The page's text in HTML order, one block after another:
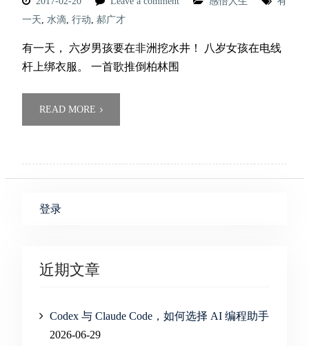
一天, 水滴, 行动, 郝广才
有一天， 六岁男孩要在非洲挖水井！ 八岁女孩在电线
杆上绑衣服。 一首歌推倒柏林围
READ MORE
登录
近期文章
Codex 与 Claude Code，如何选择 AI 编程助手
2026-06-29